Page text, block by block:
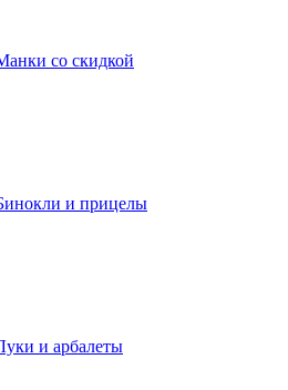
со скидкой
и прицелы
и арбалеты